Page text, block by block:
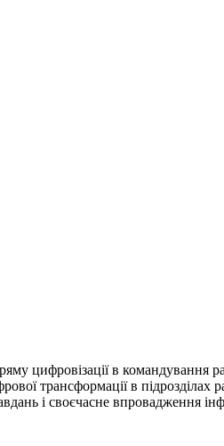
цифровізації в командування
трансформації в підрозділах
і своєчасне впровадження